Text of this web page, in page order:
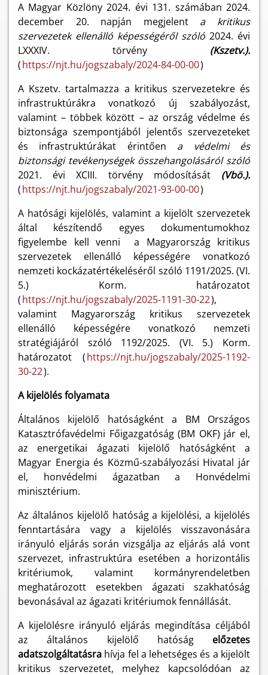
A Magyar Közlöny 2024. évi 131. számában 2024.
december 20. napján megjelent a kritikus
szervezetek ellenálló képességéről szóló 2024. évi
LXXXIV. törvény (Kszetv.).
(https://njt.hu/jogszabaly/2024-84-00-00)
A Kszetv. tartalmazza a kritikus szervezetekre és
infrastruktúrákra vonatkozó új szabályozást,
valamint – többek között – az ország védelme és
biztonsága szempontjából jelentős szervezeteket
és infrastruktúrákat érintően a védelmi és
biztonsági tevékenységek összehangolásáról szóló
2021. évi XCIII. törvény módosítását (Vbö.).
(https://njt.hu/jogszabaly/2021-93-00-00)
A hatósági kijelölés, valamint a kijelölt szervezetek
által készítendő egyes dokumentumokhoz
figyelembe kell venni a Magyarország kritikus
szervezetek ellenálló képességére vonatkozó
nemzeti kockázatértékeléséről szóló 1191/2025. (VI.
5.) Korm. határozatot
(https://njt.hu/jogszabaly/2025-1191-30-22),
valamint Magyarország kritikus szervezetek
ellenálló képességére vonatkozó nemzeti
stratégiájáról szóló 1192/2025. (VI. 5.) Korm.
határozatot (https://njt.hu/jogszabaly/2025-1192-
30-22).
A kijelölés folyamata
Általános kijelölő hatóságként a BM Országos
Katasztrófavédelmi Főigazgatóság (BM OKF) jár el,
az energetikai ágazati kijelölő hatóságként a
Magyar Energia és Közmű-szabályozási Hivatal jár
el, honvédelmi ágazatban a Honvédelmi
minisztérium.
Az általános kijelölő hatóság a kijelölési, a kijelölés
fenntartására vagy a kijelölés visszavonására
irányuló eljárás során vizsgálja az eljárás alá vont
szervezet, infrastruktúra esetében a horizontális
kritériumok, valamint kormányrendeletben
meghatározott esetekben ágazati szakhatóság
bevonásával az ágazati kritériumok fennállását.
A kijelölésre irányuló eljárás megindítása céljából
az általános kijelölő hatóság előzetes
adatszolgáltatásra hívja fel a lehetséges és a kijelölt
kritikus szervezetet, melyhez kapcsolódóan az